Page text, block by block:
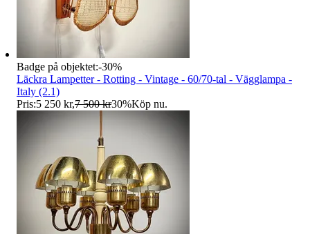
Badge på objektet:-30%
Läckra Lampetter - Rotting - Vintage - 60/70-tal - Vägglampa -
Italy (2.1)
Pris:5 250 kr,7 500 kr30%Köp nu.